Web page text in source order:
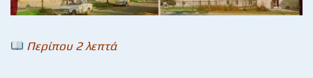
Περίπου 2 λεπτά